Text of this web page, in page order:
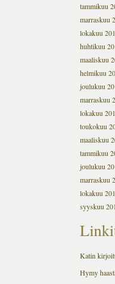
tammikuu
marraskuu
lokakuu
huhtikuu
maaliskuu
helmikuu
joulukuu
marraskuu
lokakuu
toukokuu
maaliskuu
tammikuu
joulukuu
marraskuu
lokakuu
syyskuu
Katin
Hymy